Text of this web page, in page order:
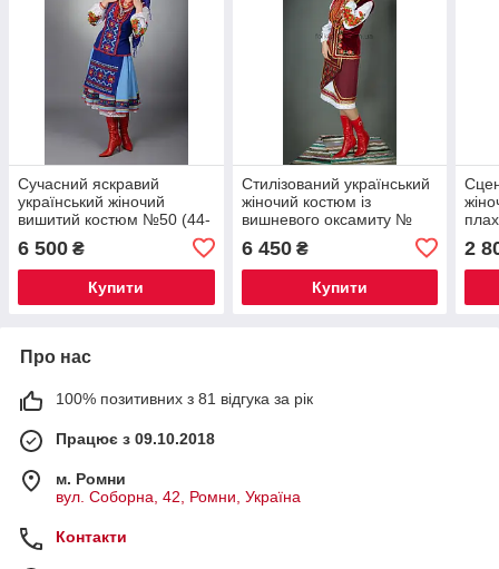
Сучасний яскравий
український жіночий
вишитий костюм №50 (44-
6 500 ₴
Купити
Стилізований український
жіночий костюм із
вишневого оксамиту №
6 450₴
Купити
2
Про нас
100% позитивних з 81 відгука за рік
Працює з 09.10.2018
м. Ромни
вул. Соборна, 42, Ромни, Україна
Контакти